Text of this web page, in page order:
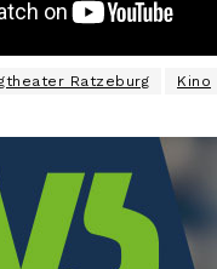
Ratzeburg Kino